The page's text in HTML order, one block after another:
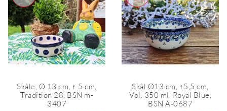
Skåle, Ø 13 cm, ↑ 5 cm,
Tradition 28, BSN m-
3407
Skål Ø13 cm, ↑5,5 cm,
Vol. 350 ml, Royal Blue,
BSN A-0687